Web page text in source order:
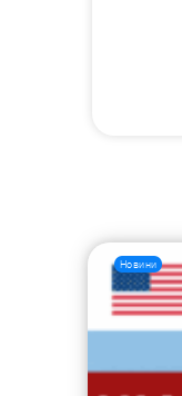
Новини